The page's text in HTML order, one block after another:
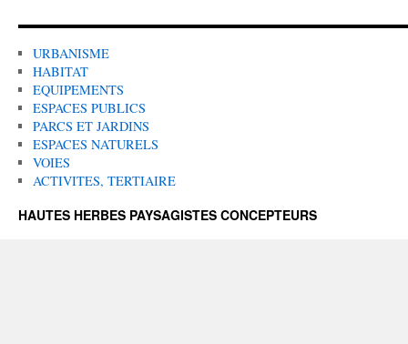
URBANISME
HABITAT
EQUIPEMENTS
ESPACES PUBLICS
PARCS ET JARDINS
ESPACES NATURELS
VOIES
ACTIVITES, TERTIAIRE
HAUTES HERBES PAYSAGISTES CONCEPTEURS